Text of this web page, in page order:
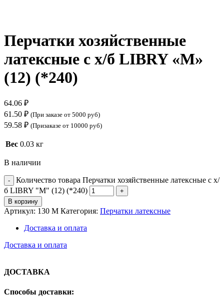
Перчатки хозяйственные
латексные с х/б LIBRY «М»
(12) (*240)
64.06 ₽
61.50 ₽ (При заказе от 5000 руб)
59.58 ₽ (Призаказе от 10000 руб)
Вес 0.03 кг
В наличии
Количество товара Перчатки хозяйственные латексные с х/
б LIBRY "М" (12) (*240)
В корзину
Артикул: 130 М Категория: Перчатки латексные
Доставка и оплата
Доставка и оплата
ДОСТАВКА
Способы доставки: